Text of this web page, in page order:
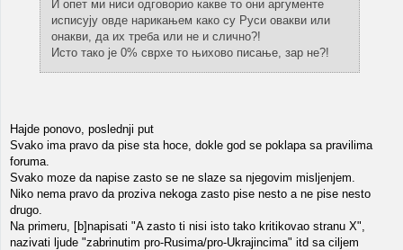
И опет ми ниси одговорио какве то они аргументе
исписују овде нарикањем како су Руси овакви или
онакви, да их треба или не и слично?!
Исто тако је 0% сврхе то њихово писање, зар не?!
Hajde ponovo, poslednji put
Svako ima pravo da pise sta hoce, dokle god se poklapa sa pravilima
foruma.
Svako moze da napise zasto se ne slaze sa njegovim misljenjem.
Niko nema pravo da proziva nekoga zasto pise nesto a ne pise nesto
drugo.
Na primeru, [b]napisati "A zasto ti nisi isto tako kritikovao stranu X",
nazivati ljude "zabrinutim pro-Rusima/pro-Ukrajincima" itd sa ciljem